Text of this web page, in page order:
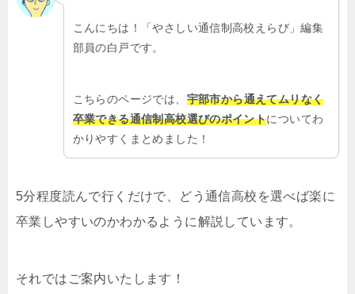
こんにちは！「やさしい通信制高校えらび」編集
部員の白戸です。
こちらのページでは、 宇部市から通えてムリなく
卒業できる通信制高校選びのポイントについてわ
かりやすくまとめました！
5分程度読んで行くだけで、どう通信高校を選べば楽に
卒業しやすいのかわかるように解説しています。
それではご案内いたします！